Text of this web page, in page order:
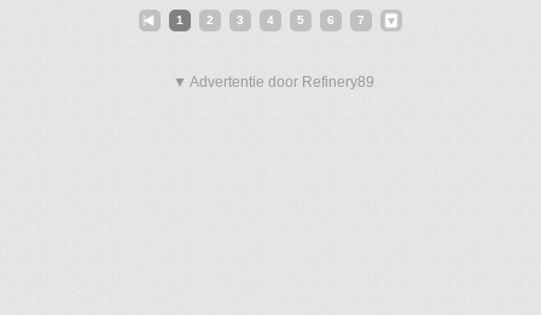
1 2 3 4 5 6 7
▼ Advertentie door Refinery89